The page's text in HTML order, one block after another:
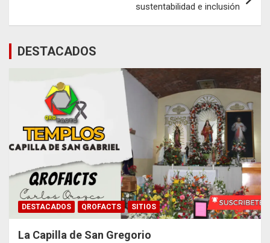
sustentabilidad e inclusión
DESTACADOS
DESTACADOS QROFACTS SITIOS
La Capilla de San Gregorio